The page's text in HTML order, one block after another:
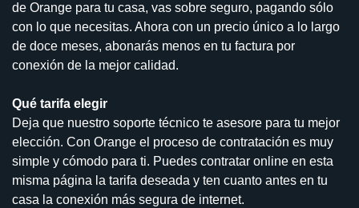
de Orange para tu casa, vas sobre seguro, pagando sólo
con lo que necesitas. Ahora con un precio único a lo largo
de doce meses, abonarás menos en tu factura por
conexión de la mejor calidad.
Qué tarifa elegir
Deja que nuestro soporte técnico te asesore para tu mejor
elección. Con Orange el proceso de contratación es muy
simple y cómodo para ti. Puedes contratar online en esta
misma página la tarifa deseada y ten cuanto antes en tu
casa la conexión más segura de internet.